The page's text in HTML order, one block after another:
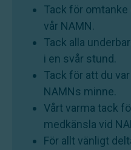
Tack för
vår NAMN.
Tack alla
i en svår stund.
Tack för att du
NAMNs minne.
Vårt varma tack
medkänsla vid
För allt vänligt